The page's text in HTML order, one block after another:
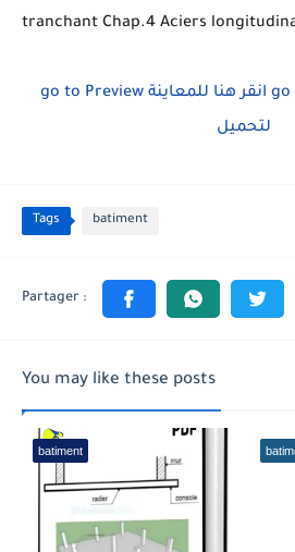
tranchant Chap.4 Aciers
go to Preview انقر هنا للمعاينة go
لتحميل
Tags batiment
You may like these posts
batiment